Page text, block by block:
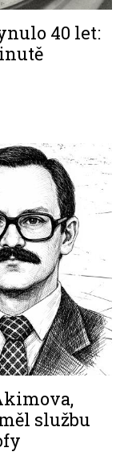
40 let:
službu